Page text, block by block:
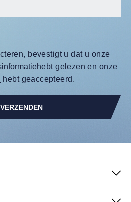
bevestigt u dat u onze
hebt gelezen en onze
hebt geaccepteerd.
VERZENDEN